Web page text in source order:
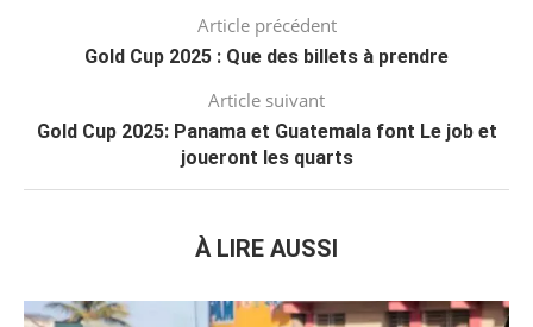
Article précédent
Gold Cup 2025 : Que des billets à prendre
Article suivant
Gold Cup 2025: Panama et Guatemala font Le job et
joueront les quarts
À LIRE AUSSI